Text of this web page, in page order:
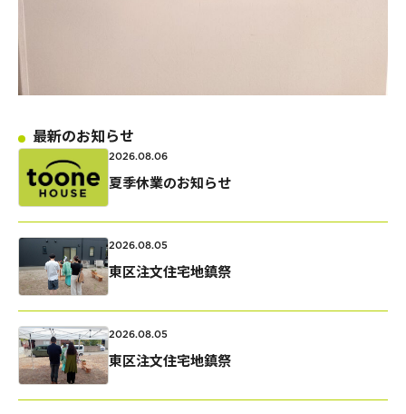
最新のお知らせ
2026.08.06
夏季休業のお知らせ
2026.08.05
東区注文住宅地鎮祭
2026.08.05
東区注文住宅地鎮祭